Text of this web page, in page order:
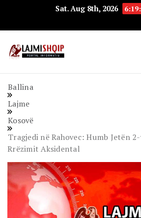
Sat. Aug 8th, 2026
Ballina
Lajme
Kosovë
Tragjedi në Rahovec: Humb Jetën
Rrëzimit Aksidental